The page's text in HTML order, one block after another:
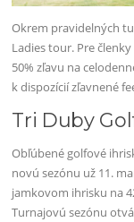
Okrem pravidelných
Ladies tour. Pre
50% zľavu na
k dispozícií zľavnené
Tri Duby
Obľúbené golfové
novú sezónu už 11.
jamkovom ihrisku na
Turnajovú sezónu